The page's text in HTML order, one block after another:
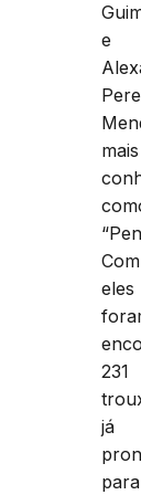
e
mais
Com
eles
231
já
para